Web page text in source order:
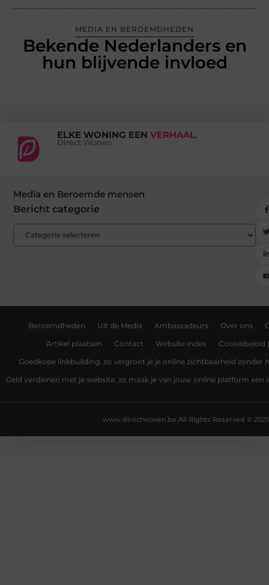
MEDIA EN BEROEMDHEDEN
Bekende Nederlanders en
hun blijvende invloed
ELKE WONING EEN VERHAAL.
Direct Wonen
Media en Beroemde mensen
Bericht categorie
Beroemdheden Uit de Media Ambassadeurs Over ons
Artikel plaatsen Contact Website index Cookiebeleid
Goedkope linkbuilding: zo vergroot je je online zichtbaarheid zonder
Geld verdienen met je website: zo maak je van jouw online platform
All Rights Reserved © 2025
www.directwonen.be.